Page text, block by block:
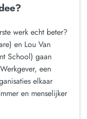
werk echt beter?
en Lou Van
School) gaan
een
elkaar
en menselijker